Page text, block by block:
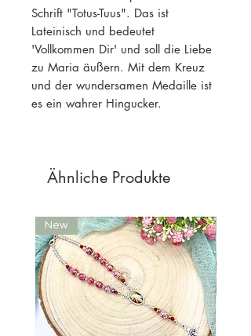
Schrift "Totus-Tuus". Das ist
Lateinisch und bedeutet
'Vollkommen Dir' und soll die Liebe
zu Maria äußern. Mit dem Kreuz
und der wundersamen Medaille ist
es ein wahrer Hingucker.
Ähnliche Produkte
New